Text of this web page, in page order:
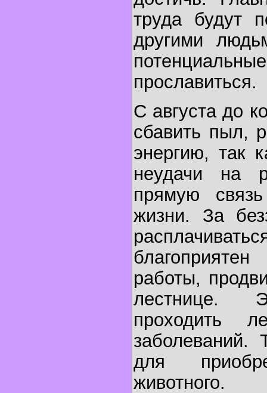
труда будут
другими
прославиться.
С августа до
сбавить пыл,
энергию, так
неудачи на
прямую
жизни. За
работы,
лестнице.
проходить
заболеваний.
для
животного.